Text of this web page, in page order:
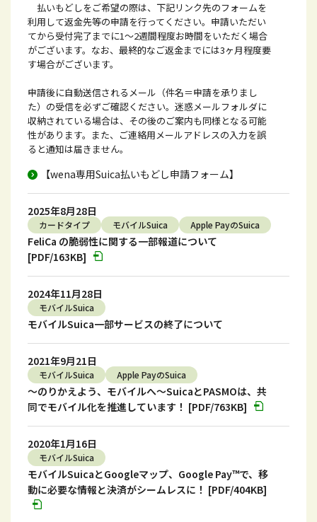
払いもどしをご希望の際は、下記リンク先のフォームを
利用して返金先等の申請を行ってください。申請いただい
てから受付完了までに1～2週間程度お時間をいただく場合
がございます。なお、最終的なご返金までには3ヶ月程度要
す場合がございます。
申請後に自動送信されるメール（件名＝申請を承りまし
た）の受信を必ずご確認ください。迷惑メールフォルダに
収納されている場合は、その後のご案内も同様となる可能
性があります。また、ご連絡用メールアドレスの入力を誤
ると通知は届きません。
【wena専用Suica払いもどし申請フォーム】
2025年8月28日
カードタイプ モバイルSuica Apple PayのSuica
FeliCa の脆弱性に関する一部報道について
[PDF/163KB]
2024年11月28日
モバイルSuica
モバイルSuica一部サービスの終了について
2021年9月21日
モバイルSuica Apple PayのSuica
～のりかえよう、モバイルへ～SuicaとPASMOは、共
同でモバイル化を推進しています！ [PDF/763KB]
2020年1月16日
モバイルSuica
モバイルSuicaとGoogleマップ、Google Pay™️で、移
動に必要な情報と決済がシームレスに！ [PDF/404KB]